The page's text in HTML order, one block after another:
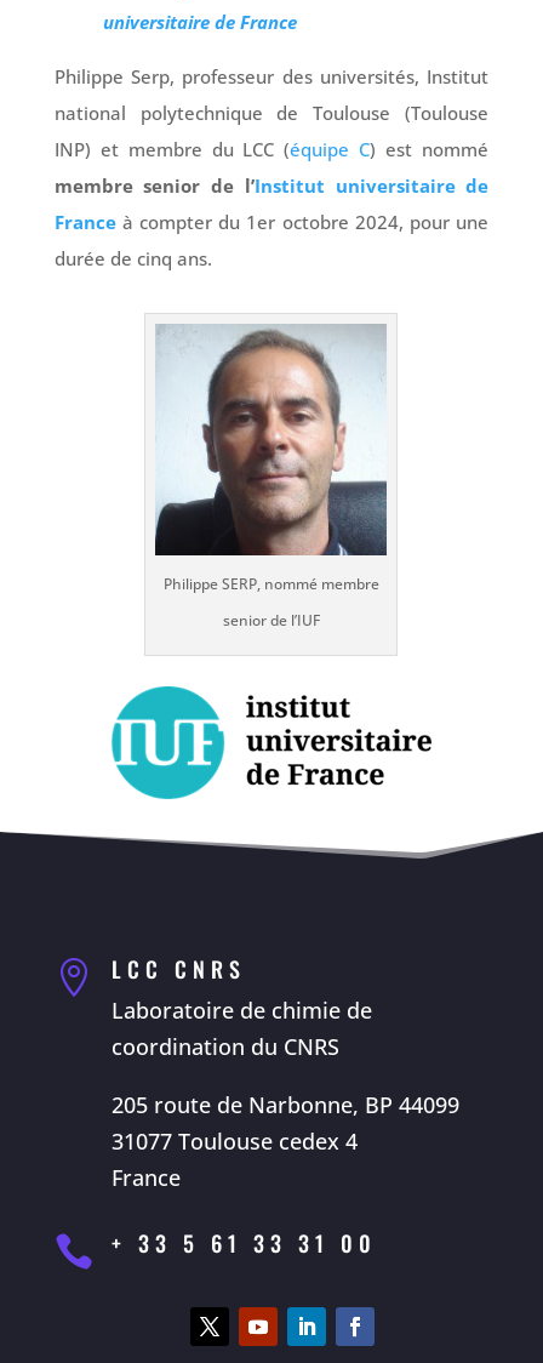
universitaire de France
Philippe Serp, professeur des universités, Institut
national polytechnique de Toulouse (Toulouse
INP) et membre du LCC (équipe C) est nommé
membre senior de l’Institut universitaire de
Franceà compter du 1er octobre 2024, pour une
durée de cinq ans.
Philippe SERP, nommé membre
senior de l’IUF
 LCC CNRS
Laboratoire de chimie de
coordination du CNRS
205 route de Narbonne, BP 44099
31077 Toulouse cedex 4
France
 + 33 5 61 33 31 00